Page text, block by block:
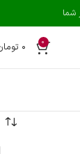
0 ۰